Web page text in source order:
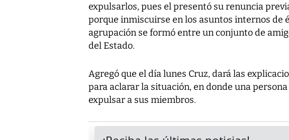
expulsarlos, pues el presentó su renuncia
porque inmiscuirse en los asuntos internos de
agrupación se formó entre un conjunto de
del Estado.
Agregó que el día lunes Cruz, dará las
para aclarar la situación, en donde una
expulsar a sus miembros.